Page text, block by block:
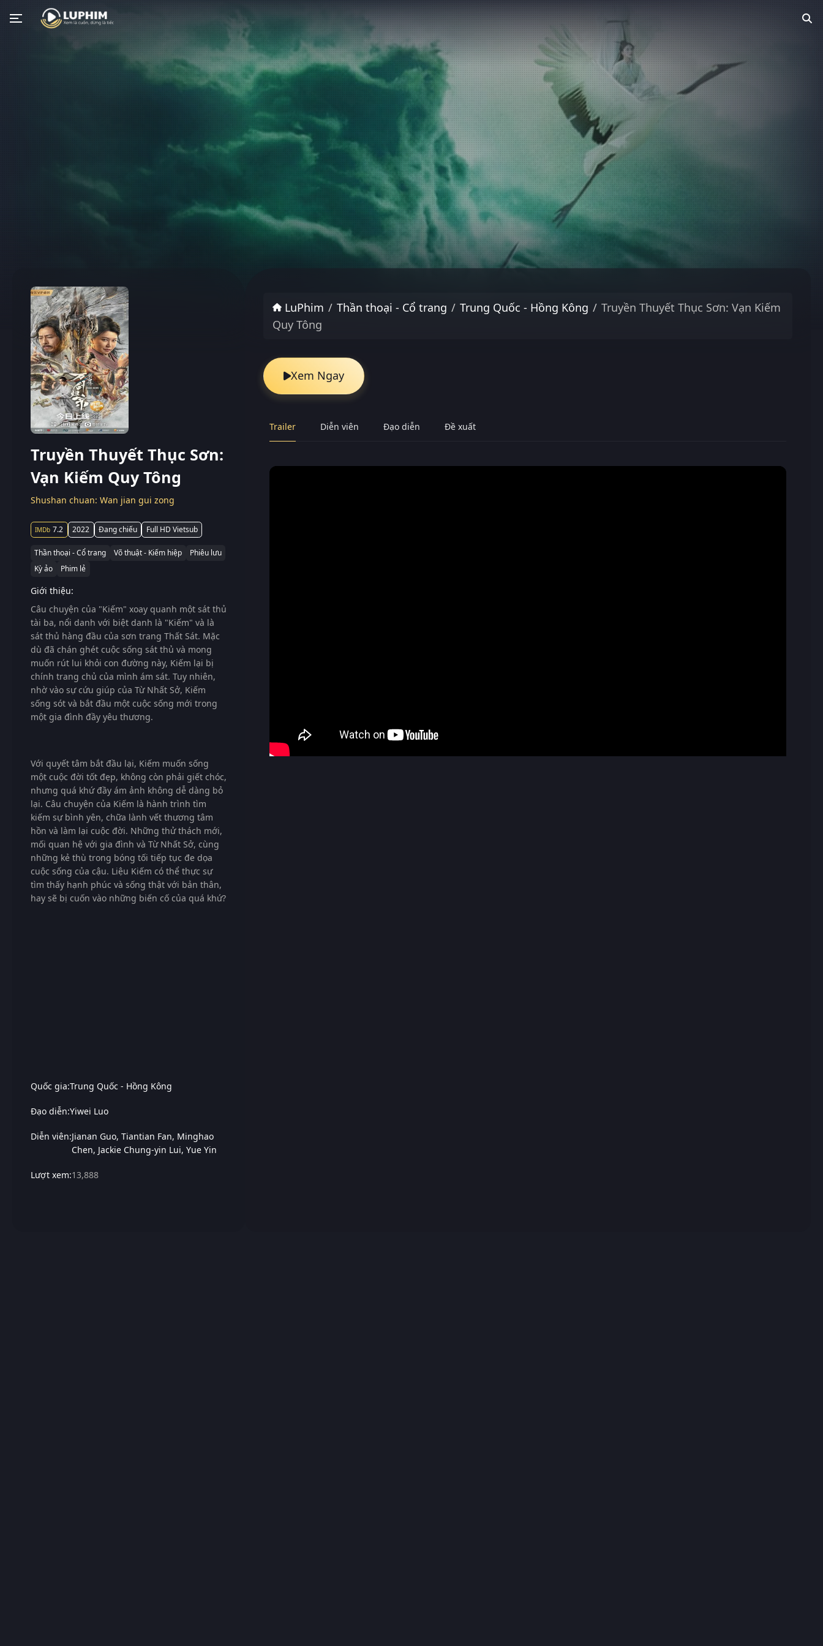
Truyền Thuyết Thục Sơn:
Vạn Kiếm Quy Tông
Shushan chuan: Wan jian gui zong
7.2 2022 Đang chiếu Full HD Vietsub
Thần thoại - Cổ trang Võ thuật - Kiếm hiệp
Phiêu lưu
Kỳ ảo
Phim lẻ
Giới thiệu:
Câu chuyện của "Kiếm" xoay quanh một sát thủ
tài ba, nổi danh với biệt danh là "Kiếm" và là
sát thủ hàng đầu của sơn trang Thất Sát. Mặc
dù đã chán ghét cuộc sống sát thủ và mong
muốn rút lui khỏi con đường này, Kiếm lại bị
chính trang chủ của mình ám sát. Tuy nhiên,
nhờ vào sự cứu giúp của Từ Nhất Sở, Kiếm
sống sót và bắt đầu một cuộc sống mới trong
một gia đình đầy yêu thương.
Với quyết tâm bắt đầu lại, Kiếm muốn sống
một cuộc đời tốt đẹp, không còn phải giết chóc,
nhưng quá khứ đầy ám ảnh không dễ dàng bỏ
lại. Câu chuyện của Kiếm là hành trình tìm
kiếm sự bình yên, chữa lành vết thương tâm
hồn và làm lại cuộc đời. Những thử thách mới,
mối quan hệ với gia đình và Từ Nhất Sở, cùng
những kẻ thù trong bóng tối tiếp tục đe dọa
cuộc sống của cậu. Liệu Kiếm có thể thực sự
tìm thấy hạnh phúc và sống thật với bản thân,
hay sẽ bị cuốn vào những biến cố của quá khứ?
Quốc gia:Trung Quốc - Hồng Kông
Đạo diễn:Yiwei Luo
Diễn viên:Jianan Guo Tiantian Fan Minghao
Chen Jackie Chung-yin Lui Yue Yin
Lượt xem:13,888
LuPhim Thần thoại - Cổ trang Trung Quốc - Hồng Kông
Truyền Thuyết Thục Sơn: Vạn Kiếm
Quy Tông
Xem Ngay
Trailer Diễn viên Đạo diễn Đề xuất